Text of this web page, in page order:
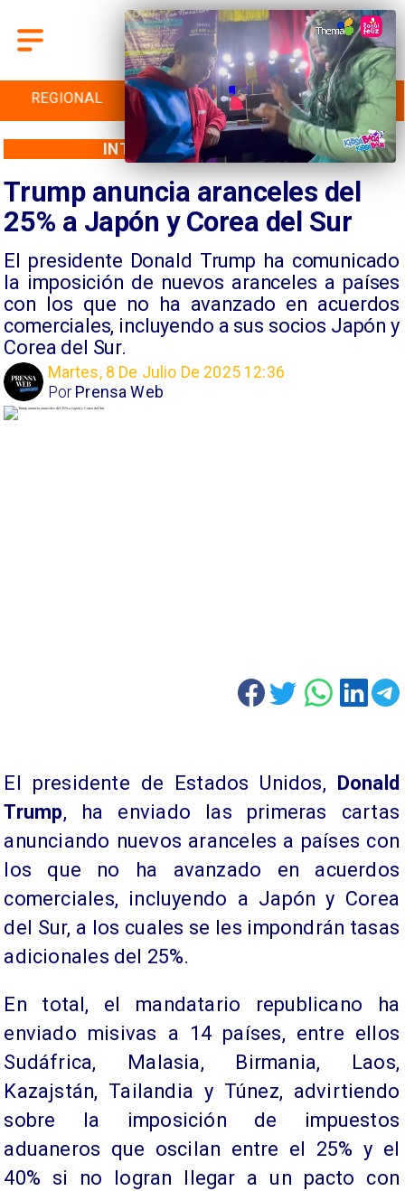
INTERNACIONAL DEPORTES CULTURA
Trump anuncia aranceles del
25% a Japón y Corea del Sur
El presidente Donald Trump ha comunicado
la imposición de nuevos aranceles a países
con los que no ha avanzado en acuerdos
comerciales, incluyendo a sus socios Japón y
Corea del Sur.
INTERNACIONAL
Martes, 8 De Julio De 2025 12:36
Prensa Web
Por
El presidente de Estados Unidos, Donald
Trump, ha enviado las primeras cartas
anunciando nuevos aranceles a países con
los que no ha avanzado en acuerdos
comerciales, incluyendo a Japón y Corea
del Sur, a los cuales se les impondrán tasas
adicionales del 25%.
En total, el mandatario republicano ha
enviado misivas a 14 países, entre ellos
Sudáfrica, Malasia, Birmania, Laos,
Kazajstán, Tailandia y Túnez, advirtiendo
sobre la imposición de impuestos
aduaneros que oscilan entre el 25% y el
40% si no logran llegar a un pacto con